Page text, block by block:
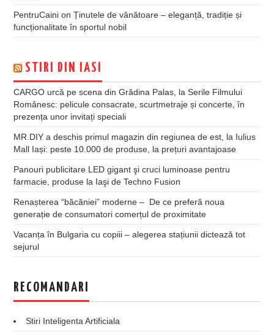
PentruCaini onȚinutele de vânătoare – eleganță, tradiție și
funcționalitate în sportul nobil
STIRI DIN IASI
CARGO urcă pe scena din Grădina Palas, la Serile Filmului
Românesc: pelicule consacrate, scurtmetraje și concerte, în
prezența unor invitați speciali
MR.DIY a deschis primul magazin din regiunea de est, la Iulius
Mall Iași: peste 10.000 de produse, la prețuri avantajoase
Panouri publicitare LED gigant şi cruci luminoase pentru
farmacie, produse la Iaşi de Techno Fusion
Renașterea “băcăniei” moderne – De ce preferă noua
generație de consumatori comerțul de proximitate
Vacanța în Bulgaria cu copiii – alegerea stațiunii dictează tot
sejurul
RECOMANDARI
Stiri Inteligenta Artificiala